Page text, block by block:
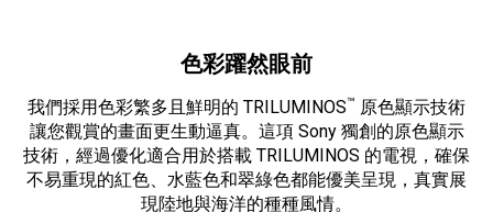
色彩躍然眼前
我們採用色彩繁多且鮮明的 TRILUMINOS™ 原色顯示技術
讓您觀賞的畫面更生動逼真。這項 Sony 獨創的原色顯示
技術，經過優化適合用於搭載 TRILUMINOS 的電視，確保
不易重現的紅色、水藍色和翠綠色都能優美呈現，真實展
現陸地與海洋的種種風情。